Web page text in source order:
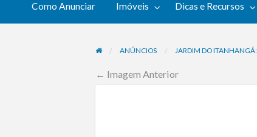
Como Anunciar Imóveis Dicas e Recursos
ANÚNCIOS JARDIM DO
← Imagem Anterior